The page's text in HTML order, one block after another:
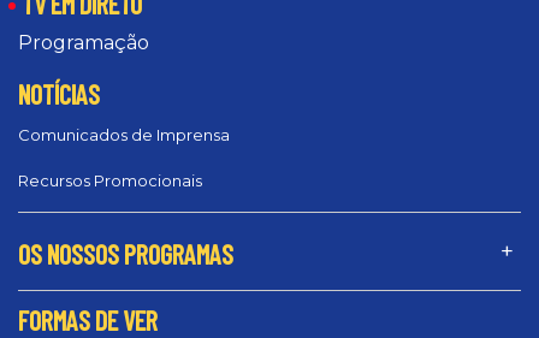
Programação
NOTÍCIAS
Comunicados de Imprensa
Recursos Promocionais
OS NOSSOS PROGRAMAS
FORMAS DE VER